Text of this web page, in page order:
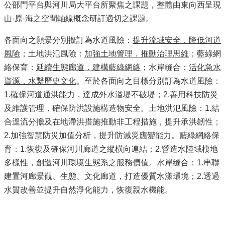
公部門平台與河川局大平台所聚焦之課題，整體由東向西呈現
山-原-海之空間軸線概念研訂適切之課題。
各面向之願景分別擬訂為水道風險： 提升流域安全．降低河道
風險 ；土地洪氾風險： 加強土地管理．推動治理思維 ；藍綠網
絡保育： 延續生態廊道．建構藍綠網絡 ；水岸縫合： 活化急水
資源．水繫歷史文化。至於各面向之目標分別訂為水道風險：
1.確保河道通洪能力，達成外水溢堤不破堤；2.善用科技防災
及維護管理，確保防洪設施構造物安全。土地洪氾風險：1.結
合逕流分擔及在地滯洪措施推動非工程措施，提升承洪韌性；
2.加強智慧防災加值分析，提升防減災應變能力。藍綠網絡保
育：1.恢復及確保河川廊道之縱橫向連結；2.營造水陸域棲地
多樣性，創造河川環境生態系之服務價值。水岸縫合：1.串聯
建置河廊景觀、生態、文化廊道，打造優質水漾環境；2.透過
水質改善並提升自然淨化能力，恢復親水機能。